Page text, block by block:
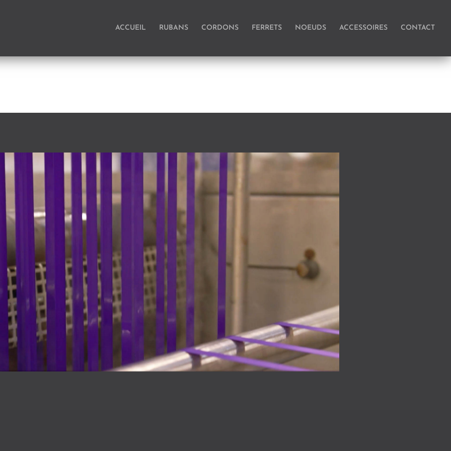
ACCUEIL RUBANS CORDONS FERRETS NOEUDS ACCESSOIRES CONTACT